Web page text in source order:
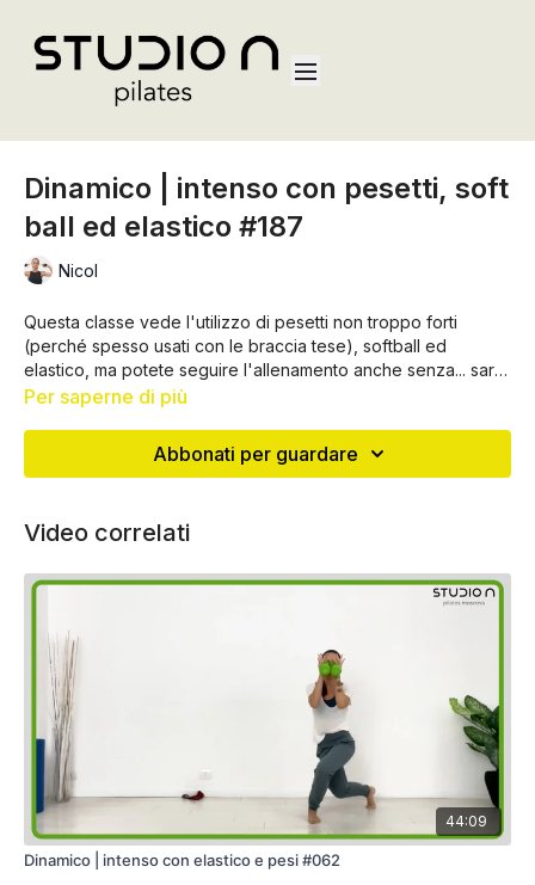
Dinamico | intenso con pesetti, soft
ball ed elastico #187
Nicol
Questa classe vede l'utilizzo di pesetti non troppo forti
(perché spesso usati con le braccia tese), softball ed
elastico, ma potete seguire l'allenamento anche senza... sarà
solo meno forte, ma comunque tonificante! Cercate di
Per saperne di più
Abbonati per guardare
Video correlati
44:09
Dinamico | intenso con elastico e pesi #062